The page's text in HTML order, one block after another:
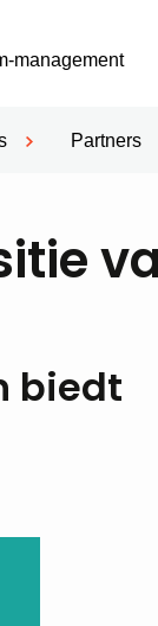
Partners
management
biedt